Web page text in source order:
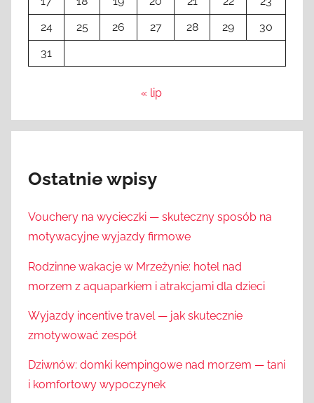
24
25 26 27 28 29
30
31
« lip
Ostatnie wpisy
Vouchery na wycieczki — skuteczny sposób na
motywacyjne wyjazdy firmowe
Rodzinne wakacje w Mrzeżynie: hotel nad
morzem z aquaparkiem i atrakcjami dla dzieci
Wyjazdy incentive travel — jak skutecznie
zmotywować zespół
Dziwnów: domki kempingowe nad morzem — tani
i komfortowy wypoczynek